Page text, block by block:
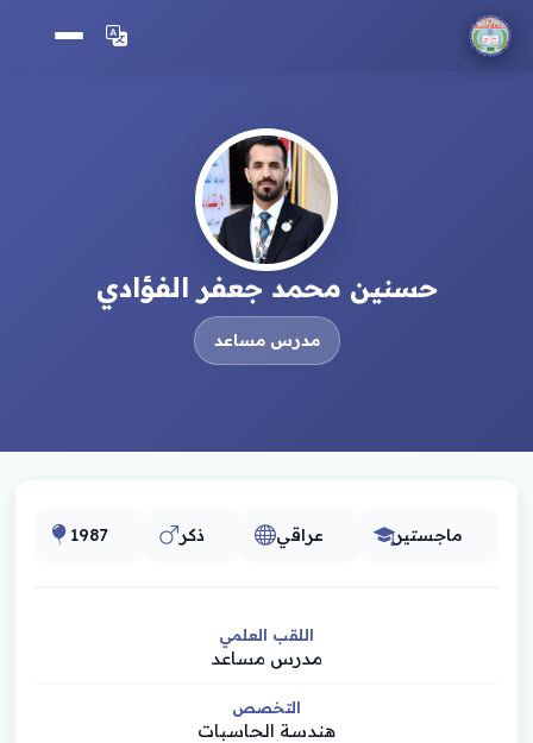
حسنين محمد جعفر الفؤادي
مدرس مساعد
1987 ذكر عراقي ماجستير
اللقب العلمي
مدرس مساعد
التخصص
هندسة الحاسبات